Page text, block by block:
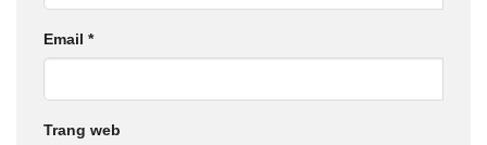
Email *
Trang web